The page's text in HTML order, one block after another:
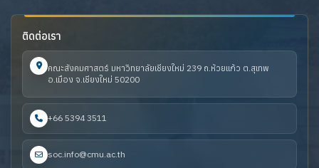
ติดต่อเรา
คณะสังคมศาสตร์ มหาวิทยาลัยเชียงใหม่ 239 ถ.ห้วยแก้ว ต.สุเทพ
อ.เมือง จ.เชียงใหม่ 50200
+66 5394 3511
soc.info@cmu.ac.th